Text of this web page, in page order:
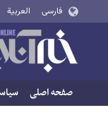
فارسی العربية
صفحه اصلی